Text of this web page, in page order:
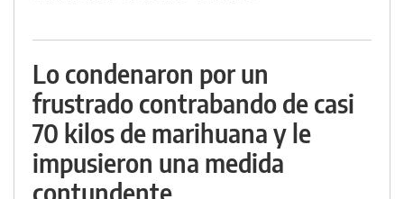
Lo condenaron por un
frustrado contrabando de casi
70 kilos de marihuana y le
impusieron una medida
contundente